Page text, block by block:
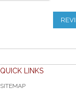
QUICK LINKS
SITEMAP